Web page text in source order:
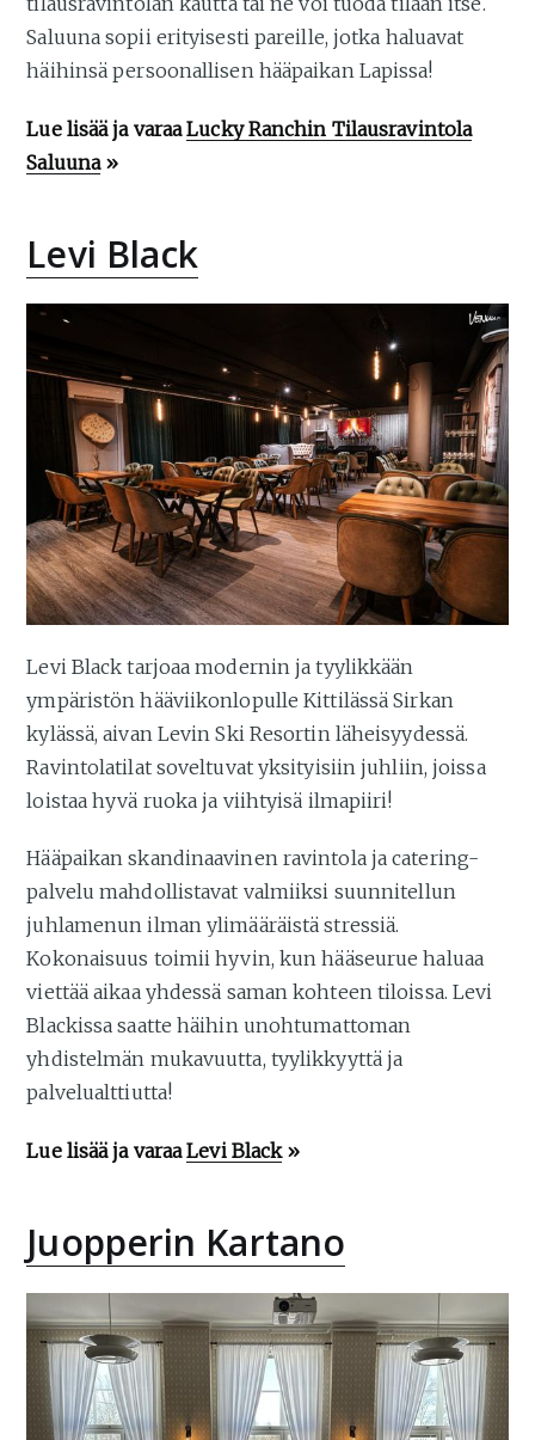
Saluuna sopii erityisesti pareille, jotka haluavat
häihinsä persoonallisen hääpaikan Lapissa!
Lue lisää ja varaaLucky Ranchin Tilausravintola
Saluuna»
Levi Black
Levi Black tarjoaa modernin ja tyylikkään
ympäristön hääviikonlopulle Kittilässä Sirkan
kylässä, aivan Levin Ski Resortin läheisyydessä.
Ravintolatilat soveltuvat yksityisiin juhliin, joissa
loistaa hyvä ruoka ja viihtyisä ilmapiiri!
Hääpaikan skandinaavinen ravintola ja catering-
palvelu mahdollistavat valmiiksi suunnitellun
juhlamenun ilman ylimääräistä stressiä.
Kokonaisuus toimii hyvin, kun hääseurue haluaa
viettää aikaa yhdessä saman kohteen tiloissa. Levi
Blackissa saatte häihin unohtumattoman
yhdistelmän mukavuutta, tyylikkyyttä ja
palvelualttiutta!
Lue lisää ja varaaLevi Black»
Juopperin Kartano